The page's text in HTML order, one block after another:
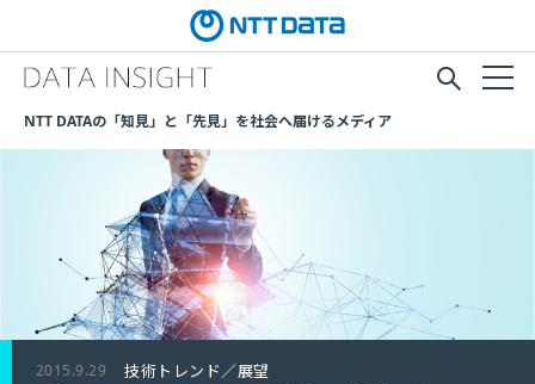
NTT DATAの「知見」と「先見」を社会へ届けるメディア
2015.9.29 技術トレンド／展望